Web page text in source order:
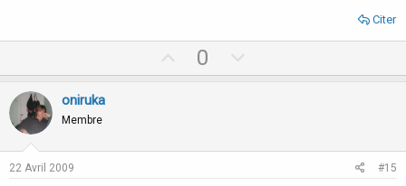
Citer
p
0
o
oniruka
Membre
22 Avril 2009 #15